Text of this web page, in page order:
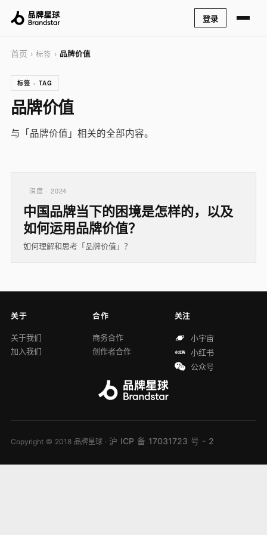
登录
首页 › 标签 › 品牌价值
标签 · TAG
品牌价值
与「品牌价值」相关的全部内容。
深度 · 2024
中国品牌当下的困境是怎样的，以及
如何运用品牌价值？
如何理解和思考「品牌价值」？
关于
关于我们
加入我们
合作
商务合作
创作者合作
关注
小宇宙
小红书
公众号
Copyright © 2018 品牌星球 · 沪 ICP 备 17031723 号 - 2